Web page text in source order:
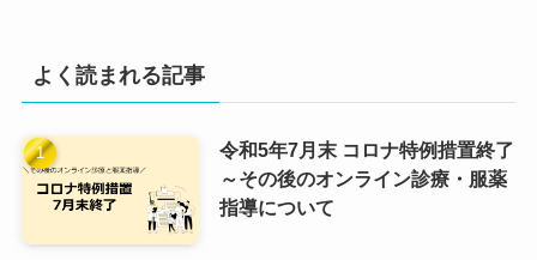
よく読まれる記事
令和5年7月末 コロナ特例措置終了
～その後のオンライン診療・服薬
指導について